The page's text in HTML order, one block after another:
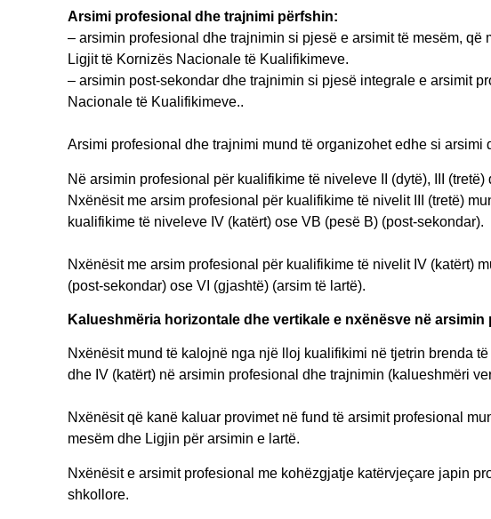
Arsimi profesional dhe trajnimi përfshin:
– arsimin profesional dhe trajnimin si pjesë e arsimit të mesëm,
Ligjit të Kornizës Nacionale të Kualifikimeve.
– arsimin post-sekondar dhe trajnimin si pjesë integrale e arsimit
Nacionale të Kualifikimeve..
Arsimi profesional dhe trajnimi mund të organizohet edhe si arsimi
Në arsimin profesional për kualifikime të niveleve II (dytë), III
Nxënësit me arsim profesional për kualifikime të nivelit III (tretë)
kualifikime të niveleve IV (katërt) ose VB (pesë B) (post-sekondar).
Nxënësit me arsim profesional për kualifikime të nivelit IV (katërt)
(post-sekondar) ose VI (gjashtë) (arsim të lartë).
Kalueshmëria horizontale dhe vertikale e nxënësve në
Nxënësit mund të kalojnë nga një lloj kualifikimi në tjetrin brenda
dhe IV (katërt) në arsimin profesional dhe trajnimin (kalueshmëri
Nxënësit që kanë kaluar provimet në fund të arsimit profesional
mesëm dhe Ligjin për arsimin e lartë.
Nxënësit e arsimit profesional me kohëzgjatje katërvjeçare japin
shkollore.